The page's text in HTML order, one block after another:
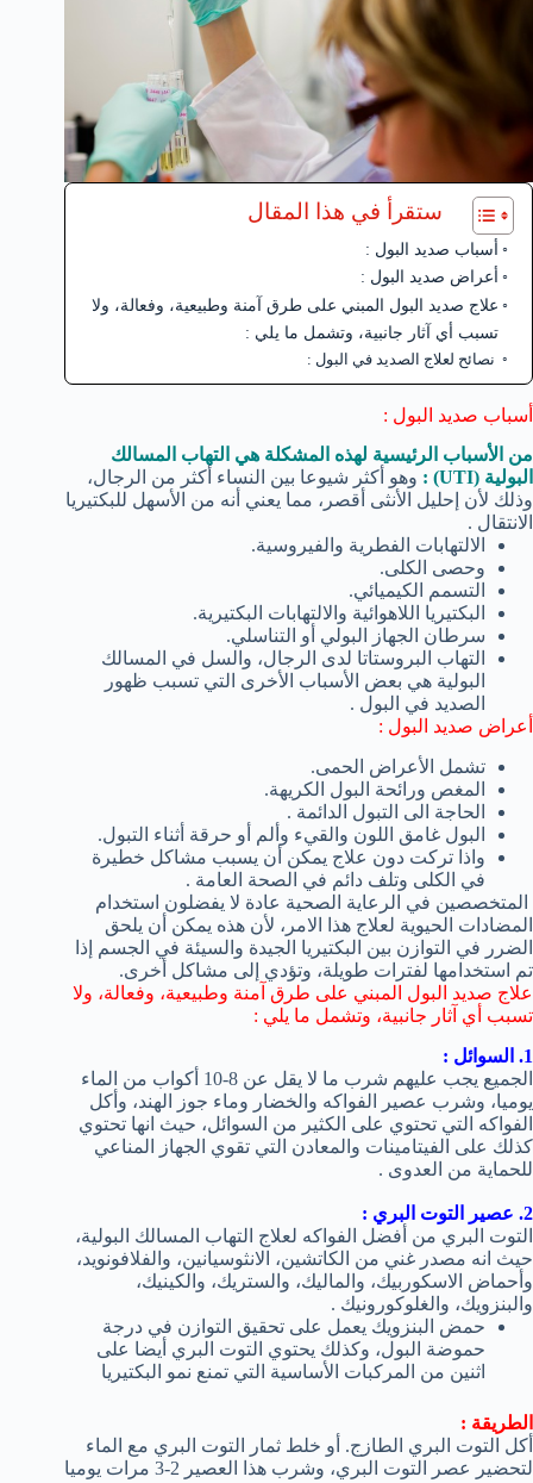
ستقرأ في هذا المقال
أسباب صديد البول :
أعراض صديد البول :
علاج صديد البول المبني على طرق آمنة وطبيعية، وفعالة، ولا
تسبب أي آثار جانبية، وتشمل ما يلي :
نصائح لعلاج الصديد في البول :
أسباب صديد البول :
من الأسباب الرئيسية لهذه المشكلة هي التهاب المسالك
البولية (UTI) :
وهو أكثر شيوعا بين النساء أكثر من الرجال،
وذلك لأن إحليل الأنثى أقصر، مما يعني أنه من الأسهل للبكتيريا
الانتقال .
الالتهابات الفطرية والفيروسية.
وحصى الكلى.
التسمم الكيميائي.
البكتيريا اللاهوائية والالتهابات البكتيرية.
سرطان الجهاز البولي أو التناسلي.
التهاب البروستاتا لدى الرجال، والسل في المسالك
البولية هي بعض الأسباب الأخرى التي تسبب ظهور
الصديد في البول .
أعراض صديد البول :
تشمل الأعراض الحمى.
المغص ورائحة البول الكريهة.
الحاجة الى التبول الدائمة .
البول غامق اللون والقيء وألم أو حرقة أثناء التبول.
واذا تركت دون علاج يمكن أن يسبب مشاكل خطيرة
في الكلى وتلف دائم في الصحة العامة .
المتخصصين في الرعاية الصحية عادة لا يفضلون استخدام
المضادات الحيوية لعلاج هذا الامر، لأن هذه يمكن أن يلحق
الضرر في التوازن بين البكتيريا الجيدة والسيئة في الجسم إذا
تم استخدامها لفترات طويلة، وتؤدي إلى مشاكل أخرى.
علاج صديد البول المبني على طرق آمنة وطبيعية، وفعالة، ولا
تسبب أي آثار جانبية، وتشمل ما يلي :
1. السوائل :
الجميع يجب عليهم شرب ما لا يقل عن 8-10 أكواب من الماء
يوميا، وشرب عصير الفواكه والخضار وماء جوز الهند، وأكل
الفواكه التي تحتوي على الكثير من السوائل، حيث انها تحتوي
كذلك على الفيتامينات والمعادن التي تقوي الجهاز المناعي
للحماية من العدوى .
2. عصير التوت البري :
التوت البري من أفضل الفواكه لعلاج التهاب المسالك البولية،
حيث انه مصدر غني من الكاتشين، الانثوسيانين، والفلافونويد،
وأحماض الاسكوربيك، والماليك، والستريك، والكينيك،
والبنزويك، والغلوكورونيك .
حمض البنزويك يعمل على تحقيق التوازن في درجة
حموضة البول، وكذلك يحتوي التوت البري أيضا على
اثنين من المركبات الأساسية التي تمنع نمو البكتيريا
الطريقة :
أكل التوت البري الطازج. أو خلط ثمار التوت البري مع الماء
لتحضير عصر التوت البري، وشرب هذا العصير 2-3 مرات يوميا